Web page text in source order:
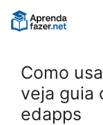
Pular
para
Como
veja guia
edapps